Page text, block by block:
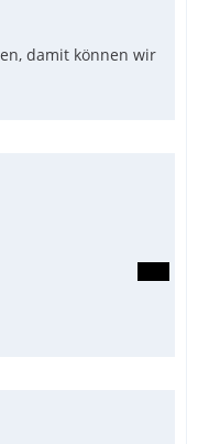
damit können wir